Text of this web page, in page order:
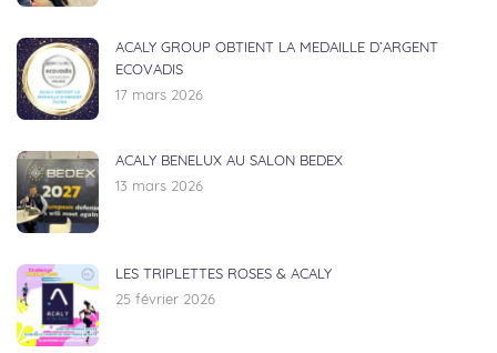
ACALY GROUP OBTIENT LA MEDAILLE D’ARGENT
ECOVADIS
17 mars 2026
ACALY BENELUX AU SALON BEDEX
13 mars 2026
LES TRIPLETTES ROSES & ACALY
25 février 2026